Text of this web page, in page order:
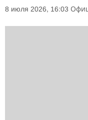
8 июля 2026, 16:03